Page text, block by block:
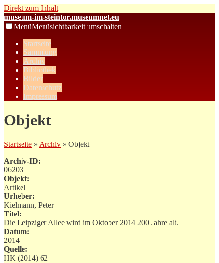
Direkt zum Inhalt
museum-im-steintor.museumnet.eu
MenüMenüsichtbarkeit umschalten
Startseite
Sammlung
Archiv
Bibliothek
Bilder
Datenschutz
Impressum
Objekt
Startseite » Archiv » Objekt
Archiv-ID:
06203
Objekt:
Artikel
Urheber:
Kielmann, Peter
Titel:
Die Leipziger Allee wird im Oktober 2014 200 Jahre alt.
Datum:
2014
Quelle:
HK (2014) 62